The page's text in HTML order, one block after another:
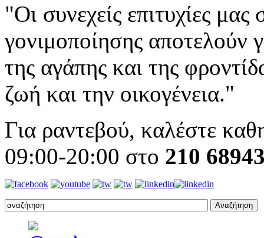
"Οι συνεχείς επιτυχίες
γονιμοποίησης αποτελούν
της αγάπης και της
ζωή και την οικογένεια."
Για ραντεβού, καλέστε
09:00-20:00 στο 210